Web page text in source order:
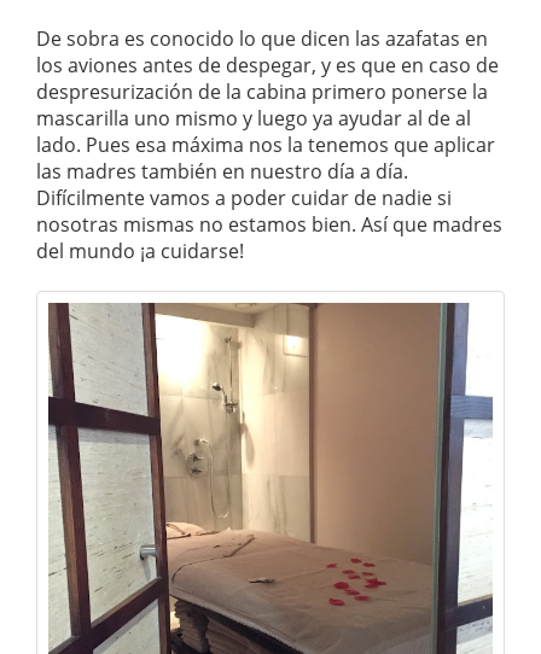
De sobra es conocido lo que dicen las azafatas en
los aviones antes de despegar, y es que en caso de
despresurización de la cabina primero ponerse la
mascarilla uno mismo y luego ya ayudar al de al
lado. Pues esa máxima nos la tenemos que aplicar
las madres también en nuestro día a día.
Difícilmente vamos a poder cuidar de nadie si
nosotras mismas no estamos bien. Así que madres
del mundo ¡a cuidarse!